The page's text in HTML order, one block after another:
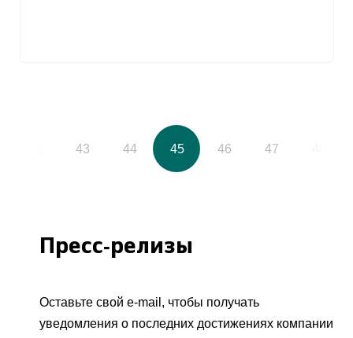
43 44 45 46 47
Пресс-релизы
Оставьте свой e-mail, чтобы получать
уведомления о последних достижениях компании